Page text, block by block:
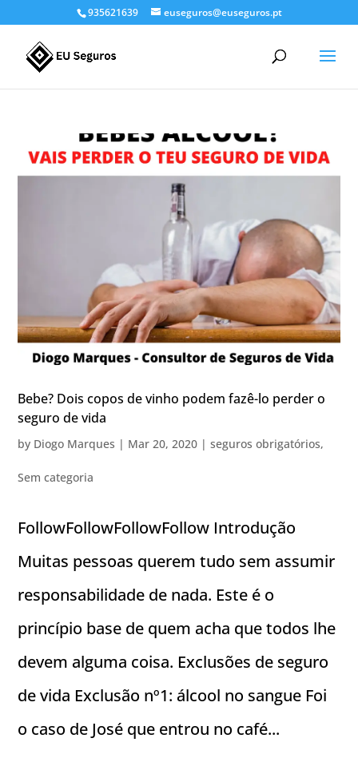
935621639 euseguros@euseguros.pt
Bebe? Dois copos de vinho podem fazê-lo perder o
seguro de vida
by Diogo Marques | Mar 20, 2020 |seguros obrigatórios,
Sem categoria
FollowFollowFollowFollow Introdução
Muitas pessoas querem tudo sem assumir
responsabilidade de nada. Este é o
princípio base de quem acha que todos lhe
devem alguma coisa. Exclusões de seguro
de vida Exclusão nº1: álcool no sangue Foi
o caso de José que entrou no café...